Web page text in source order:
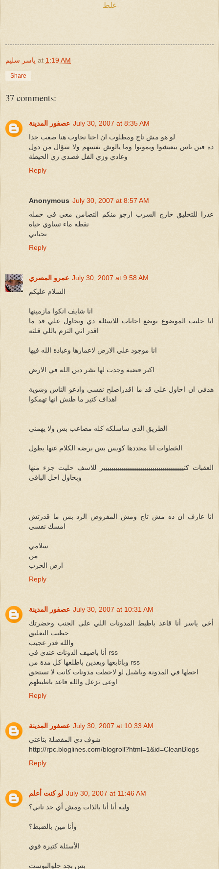
غلط
ياسر سليم at 1:19 AM
Share
37 comments:
عصفور المدينة July 30, 2007 at 8:35 AM
لو هو مش تاج ومطلوب ان احنا نجاوب هنا صعب جدا
ده فين ناس بيعيشوا ويموتوا وما يالوش نفسهم ولا سؤال من دول
وعادي وزي الفل قصدي زي الحيطة
Reply
Anonymous July 30, 2007 at 8:57 AM
عذرا للتحليق خارج السرب ارجو منكم التضامن معي في حمله
نقطه ماء تساوي حياه
تحياتي
Reply
عمرو المصري July 30, 2007 at 9:58 AM
السلام عليكم
انا شايف انكوا مازمينها
انا حليت الموضوع بوضع اجابات للاسئلة دي وبحاول علي قد ما
اقدر اني التزم باللي قلته
انا موجود علي الارض لاعمارها وعبادة الله فيها
اكبر قضية وجدت لها نشر دين الله في الارض
هدفي ان احاول علي قد ما اقدراصلح نفسي وادعو الناس وشوية
اهداف كتير ما ظنش انها تهمكوا
الطريق الذي ساسلكه كله مصاعب بس ولا يهمني
الخطوات انا محددها كويس بس برضه الكلام عنها يطول
العقبات كتييييييييييييييييييييييييييييييييييييييييير للاسف حليت جزء منها
وبحاول احل الباقي
انا عارف ان ده مش تاج ومش المفروض الرد بس ما قدرتش
امسك نفسي
سلامي
من
ارض الحرب
Reply
عصفور المدينة July 30, 2007 at 10:31 AM
أخي ياسر أنا قاعد باظبط المدونات اللي على الجنب وحضرتك
حطيت التعليق
والله قدر عجيب
أنا باضيف الدونات عندي في rss
وباتابعها وبعدين باطلعها كل مدة من rss
احطها في المدونة وباشيل لو لاحظت مدونات كانت لا تستحق
اوعى تزعل والله قاعد باظبطهم
Reply
عصفور المدينة July 30, 2007 at 10:33 AM
شوف دي المفضلة بتاعتي
http://rpc.bloglines.com/blogroll?html=1&id=CleanBlogs
Reply
لو كنت أعلم July 30, 2007 at 11:46 AM
وليه أنا أنا بالذات ومش أي حد تاني؟
وأنا مين بالضبط؟
الأسئلة كتيرة قوي
بس بجد حلوالبوست